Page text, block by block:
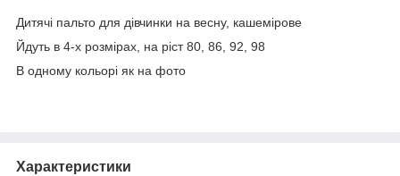
Дитячі пальто для дівчинки на весну, кашемірове
Йдуть в 4-х розмірах, на ріст 80, 86, 92, 98
В одному кольорі як на фото
Характеристики